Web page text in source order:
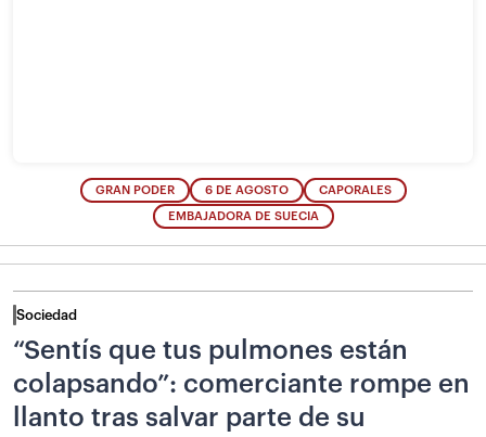
GRAN PODER 6 DE AGOSTO CAPORALES
EMBAJADORA DE SUECIA
Sociedad
“Sentís que tus pulmones están
colapsando”: comerciante rompe en
llanto tras salvar parte de su